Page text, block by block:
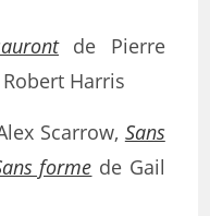
de Pierre
Harris
Scarrow, Sans
forme de Gail